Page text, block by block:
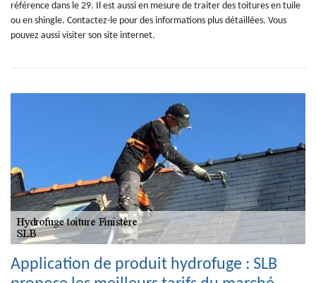
référence dans le 29. Il est aussi en mesure de traiter des toitures en tuile
ou en shingle. Contactez-le pour des informations plus détaillées. Vous
pouvez aussi visiter son site internet.
Application de produit hydrofuge : SLB